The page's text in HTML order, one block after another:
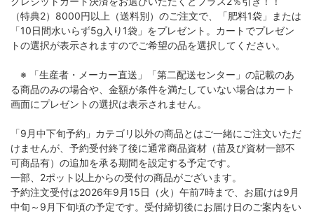
（特典2）8000円以上（送料別）のご注文で、「肥料1袋」または
「10日間水いらず5g入り1袋」をプレゼント。カートでプレゼン
トの選択が表示されますのでご希望の品を選択してください。
※ 「生産者・メーカー直送」「第二配送センター」の記載のあ
る商品のみの場合や、金額が条件を満たしていない場合はカート
画面にプレゼントの選択は表示されません。
「9月中下旬予約」カテゴリ以外の商品とはご一緒にご注文いただ
けませんが、予約受付終了後に通常商品資材（苗及び資材一部不
可商品有）の追加を承る期間を設定する予定です。
一部、2ポット以上からの受付の商品がございます。
予約注文受付は2026年9月15日（火）午前7時まで、お届けは9月
中旬～9月下旬頃の予定です。受付締切後にお届け日のご案内をい